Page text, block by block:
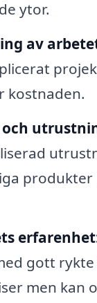
ytor.
av
kostnaden.
produkter
gott rykte
men kan